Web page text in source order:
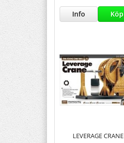
Info Köp
LEVERAGE CRANE